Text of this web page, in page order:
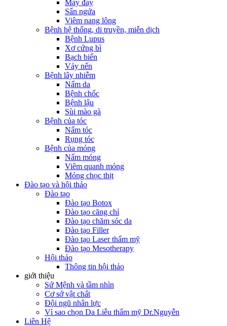
Mày đay
Sẩn ngứa
Viêm nang lông
Bệnh hệ thống, di truyền, miễn dịch
Bệnh Lupus
Xơ cứng bì
Bạch biến
Vảy nến
Bệnh lây nhiễm
Nấm da
Bệnh chốc
Bệnh lậu
Sùi mào gà
Bệnh của tóc
Nấm tóc
Rụng tóc
Bệnh của móng
Nấm móng
Viêm quanh móng
Móng chọc thịt
Đào tạo và hội thảo
Đào tạo
Đào tạo Botox
Đào tạo căng chỉ
Đào tạo chăm sóc da
Đào tạo Filler
Đào tạo Laser thẩm mỹ
Đào tạo Mesotherapy
Hội thảo
Thông tin hội thảo
giới thiệu
Sứ Mệnh và tầm nhìn
Cơ sở vật chất
Đội ngũ nhân lực
Vì sao chọn Da Liễu thẩm mỹ Dr.Nguyễn
Liên Hệ